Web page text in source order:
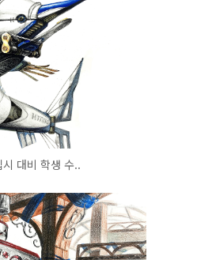
대비 학생 수..